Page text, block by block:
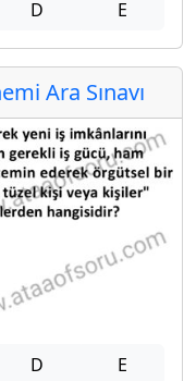
D E
Ara Sınavı
D E